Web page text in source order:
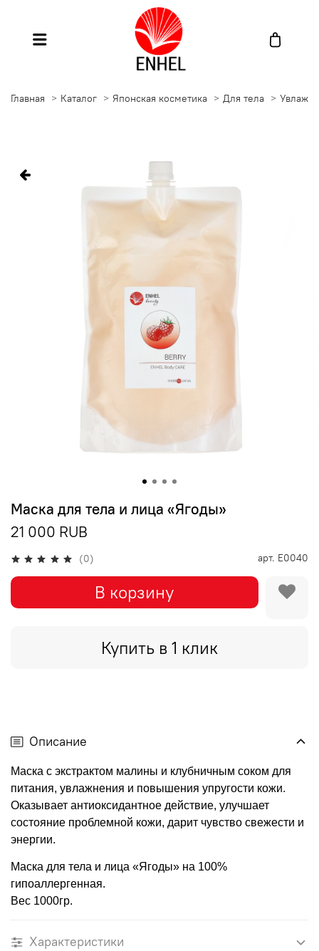
Главная Каталог Японская косметика Для тела
(0) арт. E0040
Маска для тела и лица «Ягоды»
21 000 RUB
В корзину
Купить в 1 клик
Описание
Маска с экстрактом малины и клубничным соком для
питания, увлажнения и повышения упругости кожи.
Оказывает антиоксидантное действие, улучшает
состояние проблемной кожи, дарит чувство свежести и
энергии.
Маска для тела и лица «Ягоды» на 100%
гипоаллергенная.
Вес 1000гр.
Характеристики